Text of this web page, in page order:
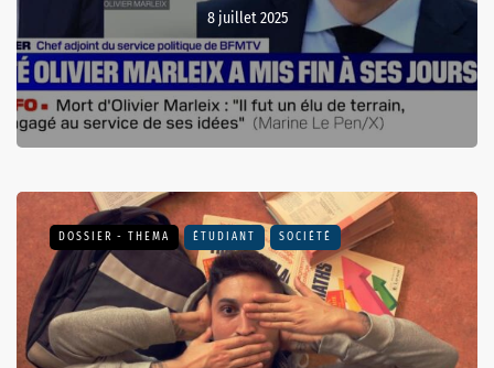
8 juillet 2025
DOSSIER - THEMA ÉTUDIANT SOCIÉTÉ